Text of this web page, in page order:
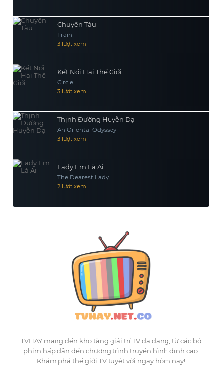
Chuyến Tàu
Train
3 lượt xem
Kết Nối Hai Thế Giới
Circle
3 lượt xem
Thịnh Đường Huyễn Dạ
An Oriental Odyssey
3 lượt xem
Lady Em Là Ai
The Dearest Lady
2 lượt xem
TVHAY mang đến kho tàng giải trí TV đa dạng, từ các bộ
phim hấp dẫn đến chương trình truyền hình đỉnh cao.
Khám phá thế giới TV tuyệt vời ngay hôm nay!